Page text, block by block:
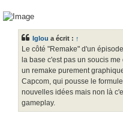
Iglou a écrit : ↑
Le côté "Remake" d'un
la base c'est pas un soucis
un remake purement
Capcom, qui pousse le
nouvelles idées mais non là
gameplay.